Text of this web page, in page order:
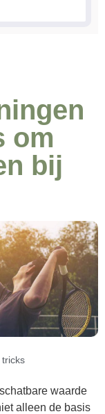
om
bij
tricks
waarde
alleen de basis